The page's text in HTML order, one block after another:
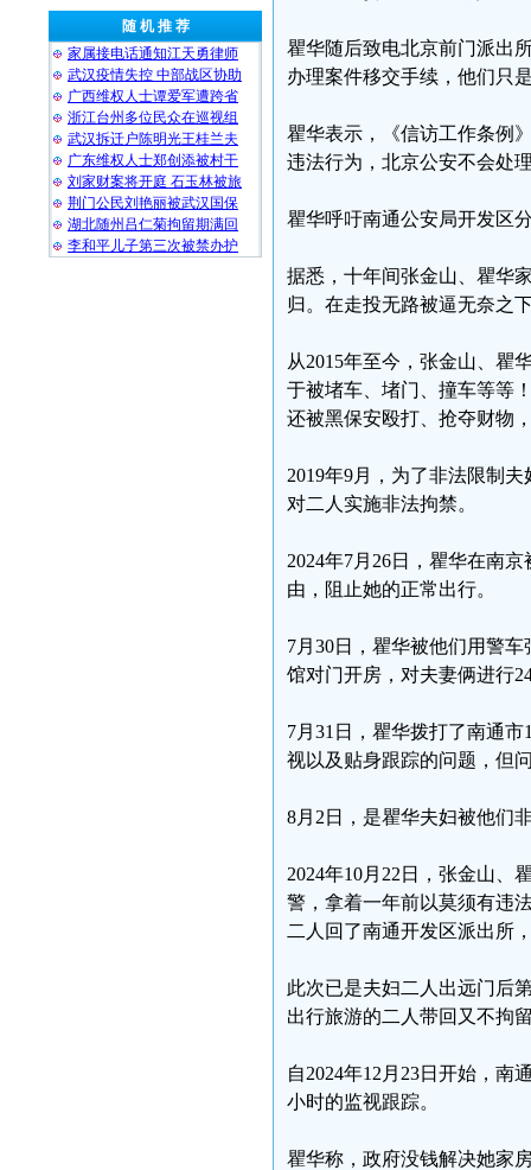
随 机 推 荐
家属接电话通知江天勇律师
武汉疫情失控 中部战区协助
广西维权人士谭爱军遭跨省
浙江台州多位民众在巡视组
武汉拆迁户陈明光王桂兰夫
广东维权人士郑创添被村干
刘家财案将开庭 石玉林被旅
荆门公民刘艳丽被武汉国保
湖北随州吕仁菊拘留期满回
李和平儿子第三次被禁办护
瞿华随后致电北京前门派出
办理案件移交手续，他们只
瞿华表示，《信访工作条例
违法行为，北京公安不会处
瞿华呼吁南通公安局开发区
据悉，十年间张金山、瞿华
归。在走投无路被逼无奈之
从2015年至今，张金山、瞿
于被堵车、堵门、撞车等等
还被黑保安殴打、抢夺财物
2019年9月，为了非法限制
对二人实施非法拘禁。
2024年7月26日，瞿华在南
由，阻止她的正常出行。
7月30日，瞿华被他们用警
馆对门开房，对夫妻俩进行
7月31日，瞿华拨打了南通
视以及贴身跟踪的问题，但
8月2日，是瞿华夫妇被他们
2024年10月22日，张金山、
警，拿着一年前以莫须有违
二人回了南通开发区派出所
此次已是夫妇二人出远门后
出行旅游的二人带回又不拘
自2024年12月23日开始，南
小时的监视跟踪。
瞿华称，政府没钱解决她家